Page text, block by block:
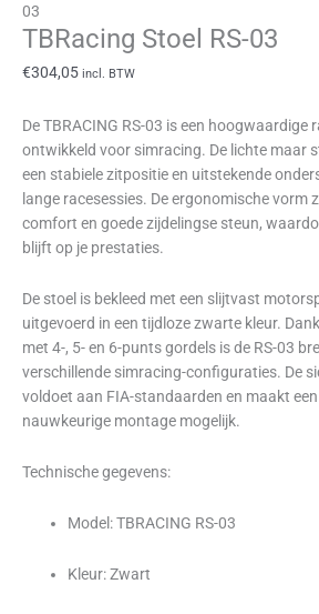
03
TBRacing Stoel RS-03
€304,05 incl. BTW
De TBRACING RS-03 is een hoogwaardige
ontwikkeld voor simracing. De lichte maar
een stabiele zitpositie en uitstekende
lange racesessies. De ergonomische vorm
comfort en goede zijdelingse steun,
blijft op je prestaties.
De stoel is bekleed met een slijtvast
uitgevoerd in een tijdloze zwarte kleur.
met 4-, 5- en 6-punts gordels is de RS-03
verschillende simracing-configuraties. De
voldoet aan FIA-standaarden en maakt
nauwkeurige montage mogelijk.
Technische gegevens:
Model: TBRACING RS-03
Kleur: Zwart